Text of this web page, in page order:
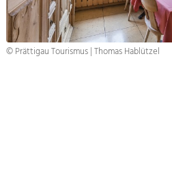
© Prättigau Tourismus | Thomas Hablützel